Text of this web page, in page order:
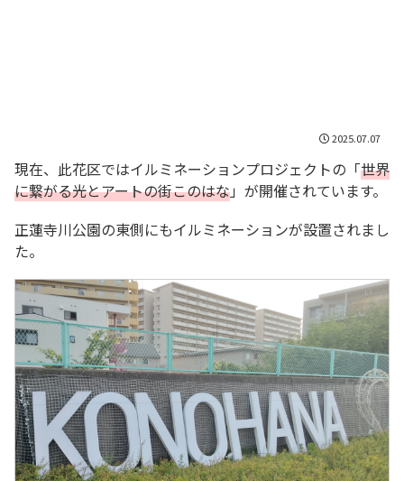
2025.07.07
現在、此花区ではイルミネーションプロジェクトの「世界
に繋がる光とアートの街このはな」が開催されています。
正蓮寺川公園の東側にもイルミネーションが設置されまし
た。